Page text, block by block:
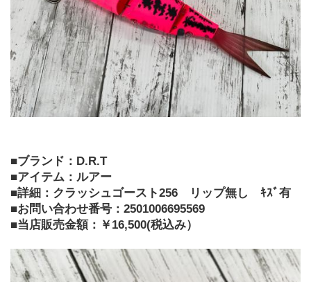
■ブランド：D.R.T
■アイテム：ルアー
■詳細：クラッシュゴースト256　リップ無し　ｷｽﾞ有
■お問い合わせ番号：2501006695569
■当店販売金額：￥16,500(税込み）